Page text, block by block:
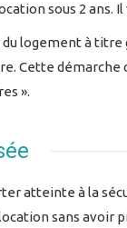
sous 2
logement à
Cette démarche
».
atteinte à la
sans avoir